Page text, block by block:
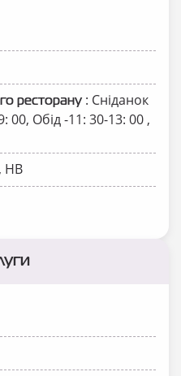
ресторану : Сніданок
00, Обід -11: 30-13: 00 ,
НВ